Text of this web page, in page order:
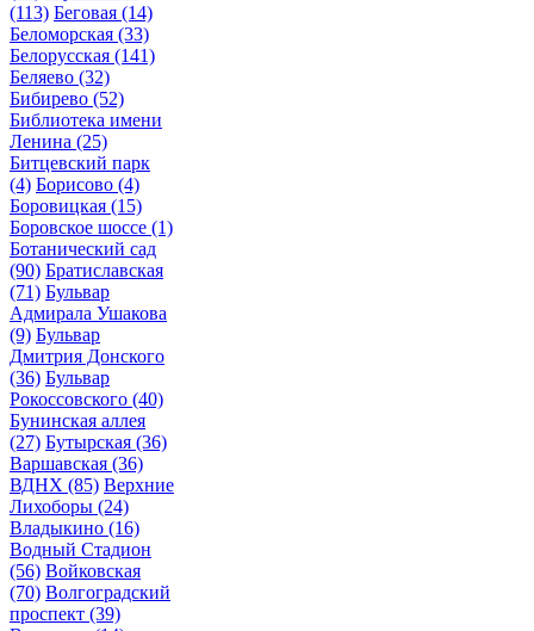
(113) Беговая (14)
Беломорская (33)
Белорусская (141)
Беляево (32)
Бибирево (52)
Библиотека имени
Ленина (25)
Битцевский парк
(4) Борисово (4)
Боровицкая (15)
Боровское шоссе (1)
Ботанический сад
(90) Братиславская
(71) Бульвар
Адмирала Ушакова
(9) Бульвар
Дмитрия Донского
(36) Бульвар
Рокоссовского (40)
Бунинская аллея
(27) Бутырская (36)
Варшавская (36)
ВДНХ (85) Верхние
Лихоборы (24)
Владыкино (16)
Водный Стадион
(56) Войковская
(70) Волгоградский
проспект (39)